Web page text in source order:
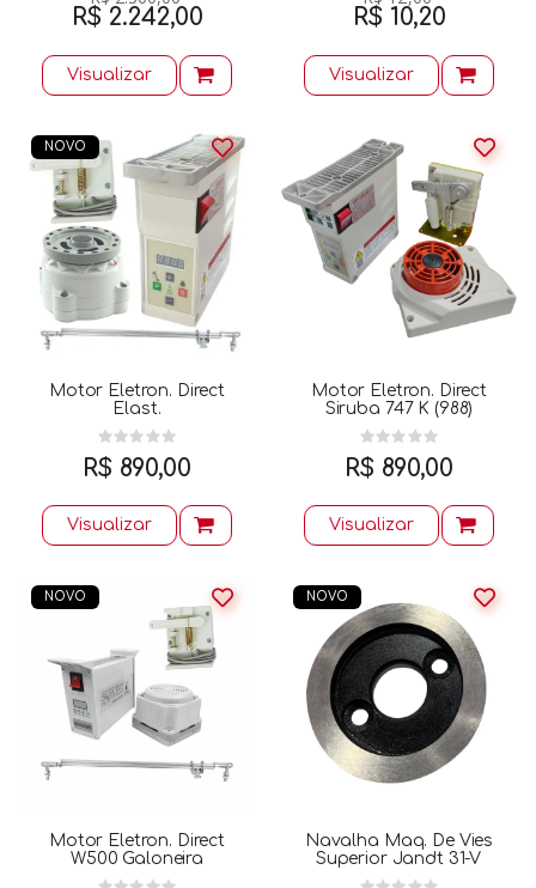
R$ 2.242,00
Visualizar
R$ 10,20
Visualizar
NOVO
Motor Eletron. Direct
Elast.
R$ 890,00
Visualizar
Motor Eletron. Direct
Siruba 747 K (988)
R$ 890,00
Visualizar
NOVO
Motor Eletron. Direct
W500 Galoneira
NOVO
Navalha Maq. De Vies
Superior Jandt 31-V